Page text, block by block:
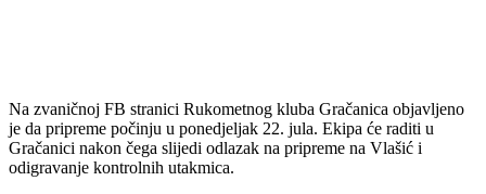
Na zvaničnoj FB stranici Rukometnog kluba Gračanica objavljeno
je da pripreme počinju u ponedjeljak 22. jula. Ekipa će raditi u
Gračanici nakon čega slijedi odlazak na pripreme na Vlašić i
odigravanje kontrolnih utakmica.